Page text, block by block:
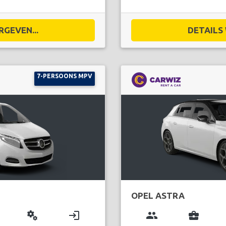
DETAILS
7-PERSOONS MPV
miscellaneous_services login
OPEL ASTRA
group business_center